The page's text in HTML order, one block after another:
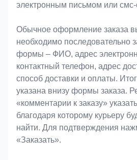
электронным письмом или
Обычное оформление заказа
необходимо последовательно
формы – ФИО, адрес
контактный телефон, адрес
способ доставки и оплаты.
указана внизу формы заказа.
«комментарии к заказу»
благодаря которому курьеру
найти. Для подтверждения
«Заказать».